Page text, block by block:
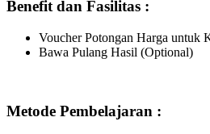
Benefit dan Fasilitas :
Voucher Potongan Harga untuk
Bawa Pulang Hasil (Optional)
Metode Pembelajaran :